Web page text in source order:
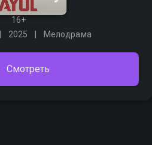
16+
2025 Мелодрама
Смотреть